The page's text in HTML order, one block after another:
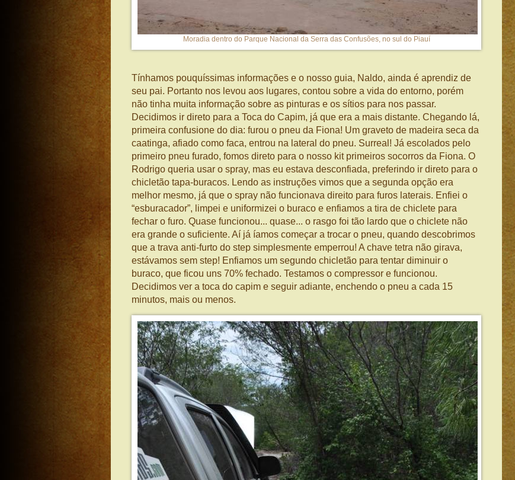
Moradia dentro do Parque Nacional da Serra das Confusões, no sul do Piauí
Tínhamos pouquíssimas informações e o nosso guia, Naldo, ainda é aprendiz de
seu pai. Portanto nos levou aos lugares, contou sobre a vida do entorno, porém
não tinha muita informação sobre as pinturas e os sítios para nos passar.
Decidimos ir direto para a Toca do Capim, já que era a mais distante. Chegando lá,
primeira confusione do dia: furou o pneu da Fiona! Um graveto de madeira seca da
caatinga, afiado como faca, entrou na lateral do pneu. Surreal! Já escolados pelo
primeiro pneu furado, fomos direto para o nosso kit primeiros socorros da Fiona. O
Rodrigo queria usar o spray, mas eu estava desconfiada, preferindo ir direto para o
chicletão tapa-buracos. Lendo as instruções vimos que a segunda opção era
melhor mesmo, já que o spray não funcionava direito para furos laterais. Enfiei o
“esburacador”, limpei e uniformizei o buraco e enfiamos a tira de chiclete para
fechar o furo. Quase funcionou... quase... o rasgo foi tão lardo que o chiclete não
era grande o suficiente. Aí já íamos começar a trocar o pneu, quando descobrimos
que a trava anti-furto do step simplesmente emperrou! A chave tetra não girava,
estávamos sem step! Enfiamos um segundo chicletão para tentar diminuir o
buraco, que ficou uns 70% fechado. Testamos o compressor e funcionou.
Decidimos ver a toca do capim e seguir adiante, enchendo o pneu a cada 15
minutos, mais ou menos.